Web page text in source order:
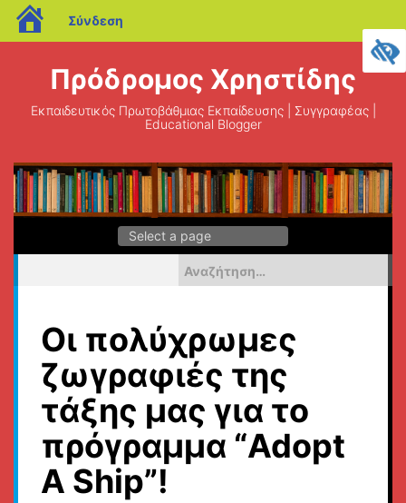
περιεχόμενο
Πρόδρομος Χρηστίδης
Εκπαιδευτικός Πρωτοβάθμιας Εκπαίδευσης | Συγγραφέας |
Educational Blogger
για:
Οι πολύχρωμες
ζωγραφιές της
τάξης μας για το
πρόγραμμα “Adopt
A Ship”!
blogs.sch.gr
Σύνδεση